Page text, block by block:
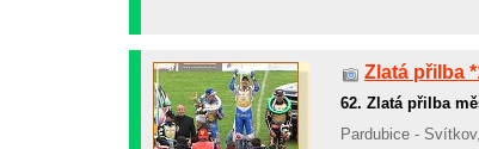
Zlatá přilba
62. Zlatá přilba
Pardubice -